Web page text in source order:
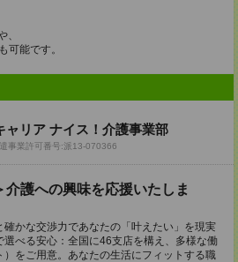
、
可能です。
ャリア ナイス！介護事業部
事業許可番号:派13-070366
介護への興味を応援いたしま
かな交渉力であなたの「叶えたい」を現実
べる安心：全国に46支店を構え、多様な働
）をご用意。あなたの生活にフィットする職